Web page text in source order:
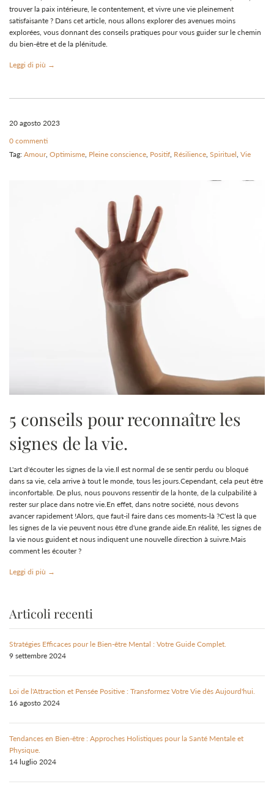
trouver la paix intérieure, le contentement, et vivre une vie pleinement
satisfaisante ? Dans cet article, nous allons explorer des avenues moins
explorées, vous donnant des conseils pratiques pour vous guider sur le chemin
du bien-être et de la plénitude.
Leggi di più →
20 agosto 2023
0 commenti
Tag: Amour, Optimisme Pleine conscience Positif Résilience Spirituel Vie
5 conseils pour reconnaître les
signes de la vie.
L'art d'écouter les signes de la vie.Il est normal de se sentir perdu ou bloqué
dans sa vie, cela arrive à tout le monde, tous les jours.Cependant, cela peut être
inconfortable. De plus, nous pouvons ressentir de la honte, de la culpabilité à
rester sur place dans notre vie.En effet, dans notre société, nous devons
avancer rapidement !Alors, que faut-il faire dans ces moments-là ?C'est là que
les signes de la vie peuvent nous être d'une grande aide.En réalité, les signes de
la vie nous guident et nous indiquent une nouvelle direction à suivre.Mais
comment les écouter ?
Leggi di più →
Articoli recenti
Stratégies Efficaces pour le Bien-être Mental : Votre Guide Complet.
9 settembre 2024
Loi de l'Attraction et Pensée Positive : Transformez Votre Vie dès Aujourd'hui.
16 agosto 2024
Tendances en Bien-être : Approches Holistiques pour la Santé Mentale et
Physique.
14 luglio 2024